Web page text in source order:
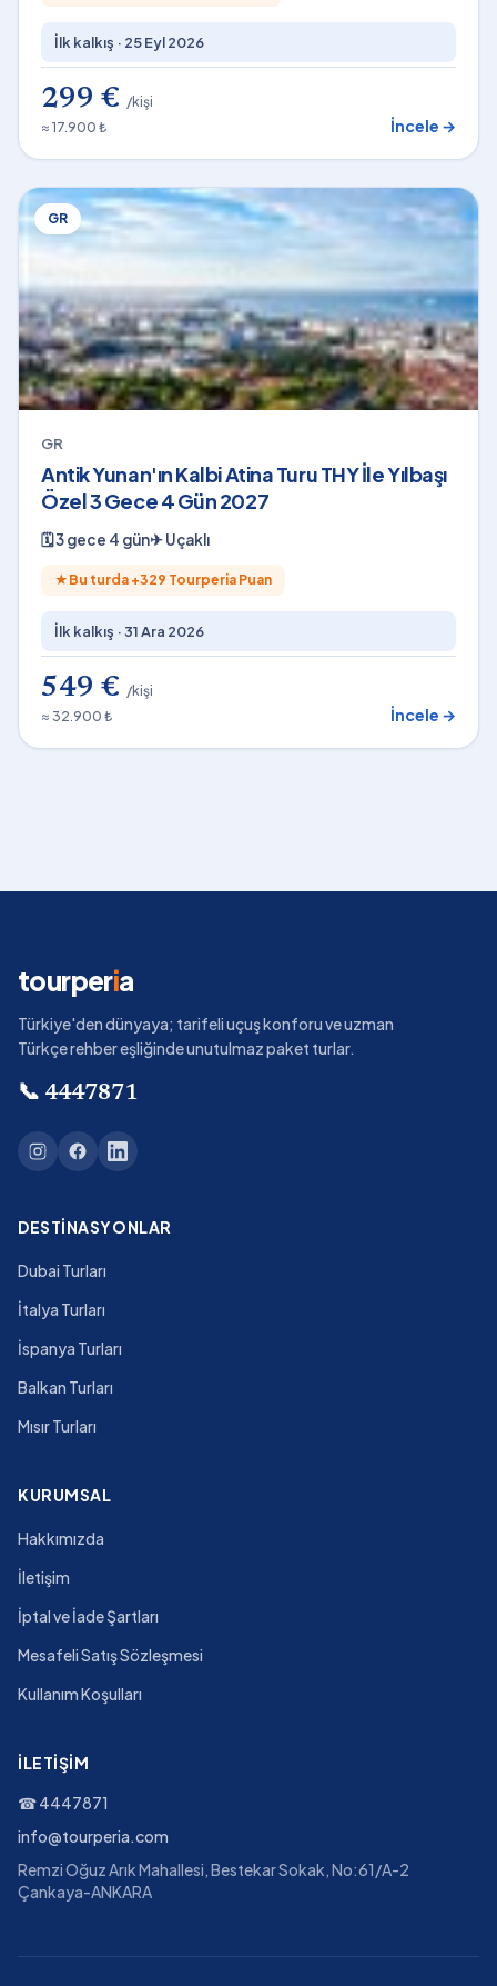
İlk kalkış · 25 Eyl 2026
299 € /kişi
≈ 17.900 ₺
İncele →
GR
GR
Antik Yunan'ın Kalbi Atina Turu THY İle Yılbaşı
Özel 3 Gece 4 Gün 2027
🗓3 gece 4 gün✈Uçaklı
★ Bu turda +329 Tourperia Puan
İlk kalkış ·31 Ara 2026
549 € /kişi
≈ 32.900 ₺
İncele →
tourperia
Türkiye'den dünyaya; tarifeli uçuş konforu ve uzman
Türkçe rehber eşliğinde unutulmaz paket turlar.
📞 4447871
DESTINASYONLAR
Dubai Turları
İtalya Turları
İspanya Turları
Balkan Turları
Mısır Turları
KURUMSAL
Hakkımızda
İletişim
İptal ve İade Şartları
Mesafeli Satış Sözleşmesi
Kullanım Koşulları
İLETIŞIM
☎4447871
info@tourperia.com
Remzi Oğuz Arık Mahallesi, Bestekar Sokak, No:61/A-2
Çankaya-ANKARA